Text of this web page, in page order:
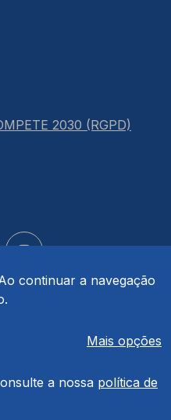
continuar a navegação
Mais opções
a nossa política de
2030 (RGPD)
reservados.